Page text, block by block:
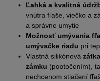
Ľahká a kvalitná
vnútra fľaše, viečko a
a správne umytie
Možnosť umývania
umývačke riadu pri
Vlastná silikónovázátka
zámku (pootočením),
nechcenom stlačení